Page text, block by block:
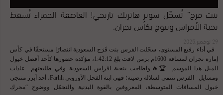
بنت فرح” تُسجّل سوبر هاتريك تاريخي! العاصفة الحمراء تُسقط
نخبة الأفراس وتتوج بكأس نجران.
29 نوفمبر,2025
في أداء رفيع المستوى، سجّلت الفرس بنت فَرَح السعودية انتصارًا مستحقًا في كأس
إمارة نجران لمسافة 1600م بزمن لافت بلغ 1:42:12، مؤكدة حضورها كأحد أفضل خيول
الميل هذا الموسم. 🏆🔥واطاحت بنخبة افراس السعودية وفي طليعتهم عادات
ومسايل الفرس تنتمي لسلالة رصينة؛ فهي ابنة الفحل الأوروبي Farhh، أحد أبرز منتجي
خيول المسافات المتوسطة، المعروفين بالقوة البدنية والتحمّل ووضوح “محرك